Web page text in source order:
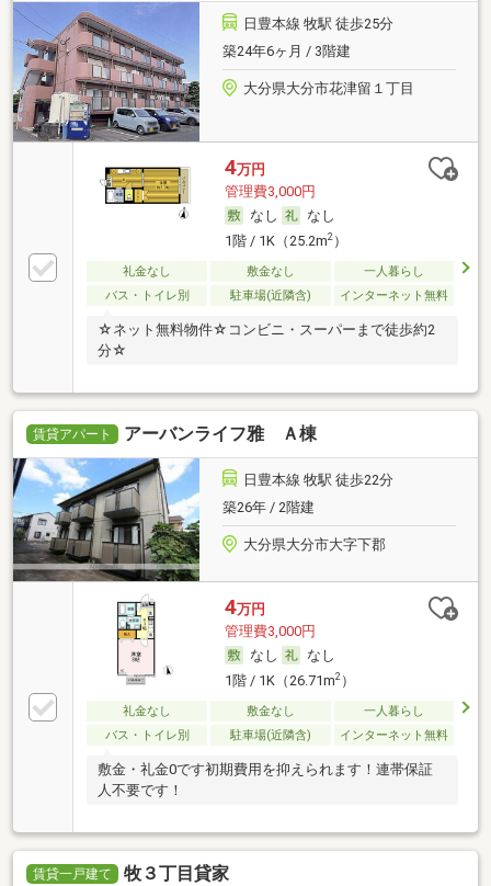
日豊本線 牧駅 徒歩25分
築24年6ヶ月 / 3階建
大分県大分市花津留１丁目
4万円
管理費3,000円
なし
なし
1階 / 1K（25.2m2）
礼金なし 敷金なし
一人暮らし
バス・トイレ別
駐車場(近隣含) インターネット無料
☆ネット無料物件☆コンビニ・スーパーまで徒歩約2
分☆
賃貸アパート アーバンライフ雅 Ａ棟
日豊本線 牧駅 徒歩22分
築26年 / 2階建
大分県大分市大字下郡
4万円
管理費3,000円
なし
なし
1階 / 1K（26.71m2）
礼金なし 敷金なし
一人暮らし
バス・トイレ別
駐車場(近隣含) インターネット無料
敷金・礼金0です初期費用を抑えられます！連帯保証
人不要です！
賃貸一戸建て 牧３丁目貸家